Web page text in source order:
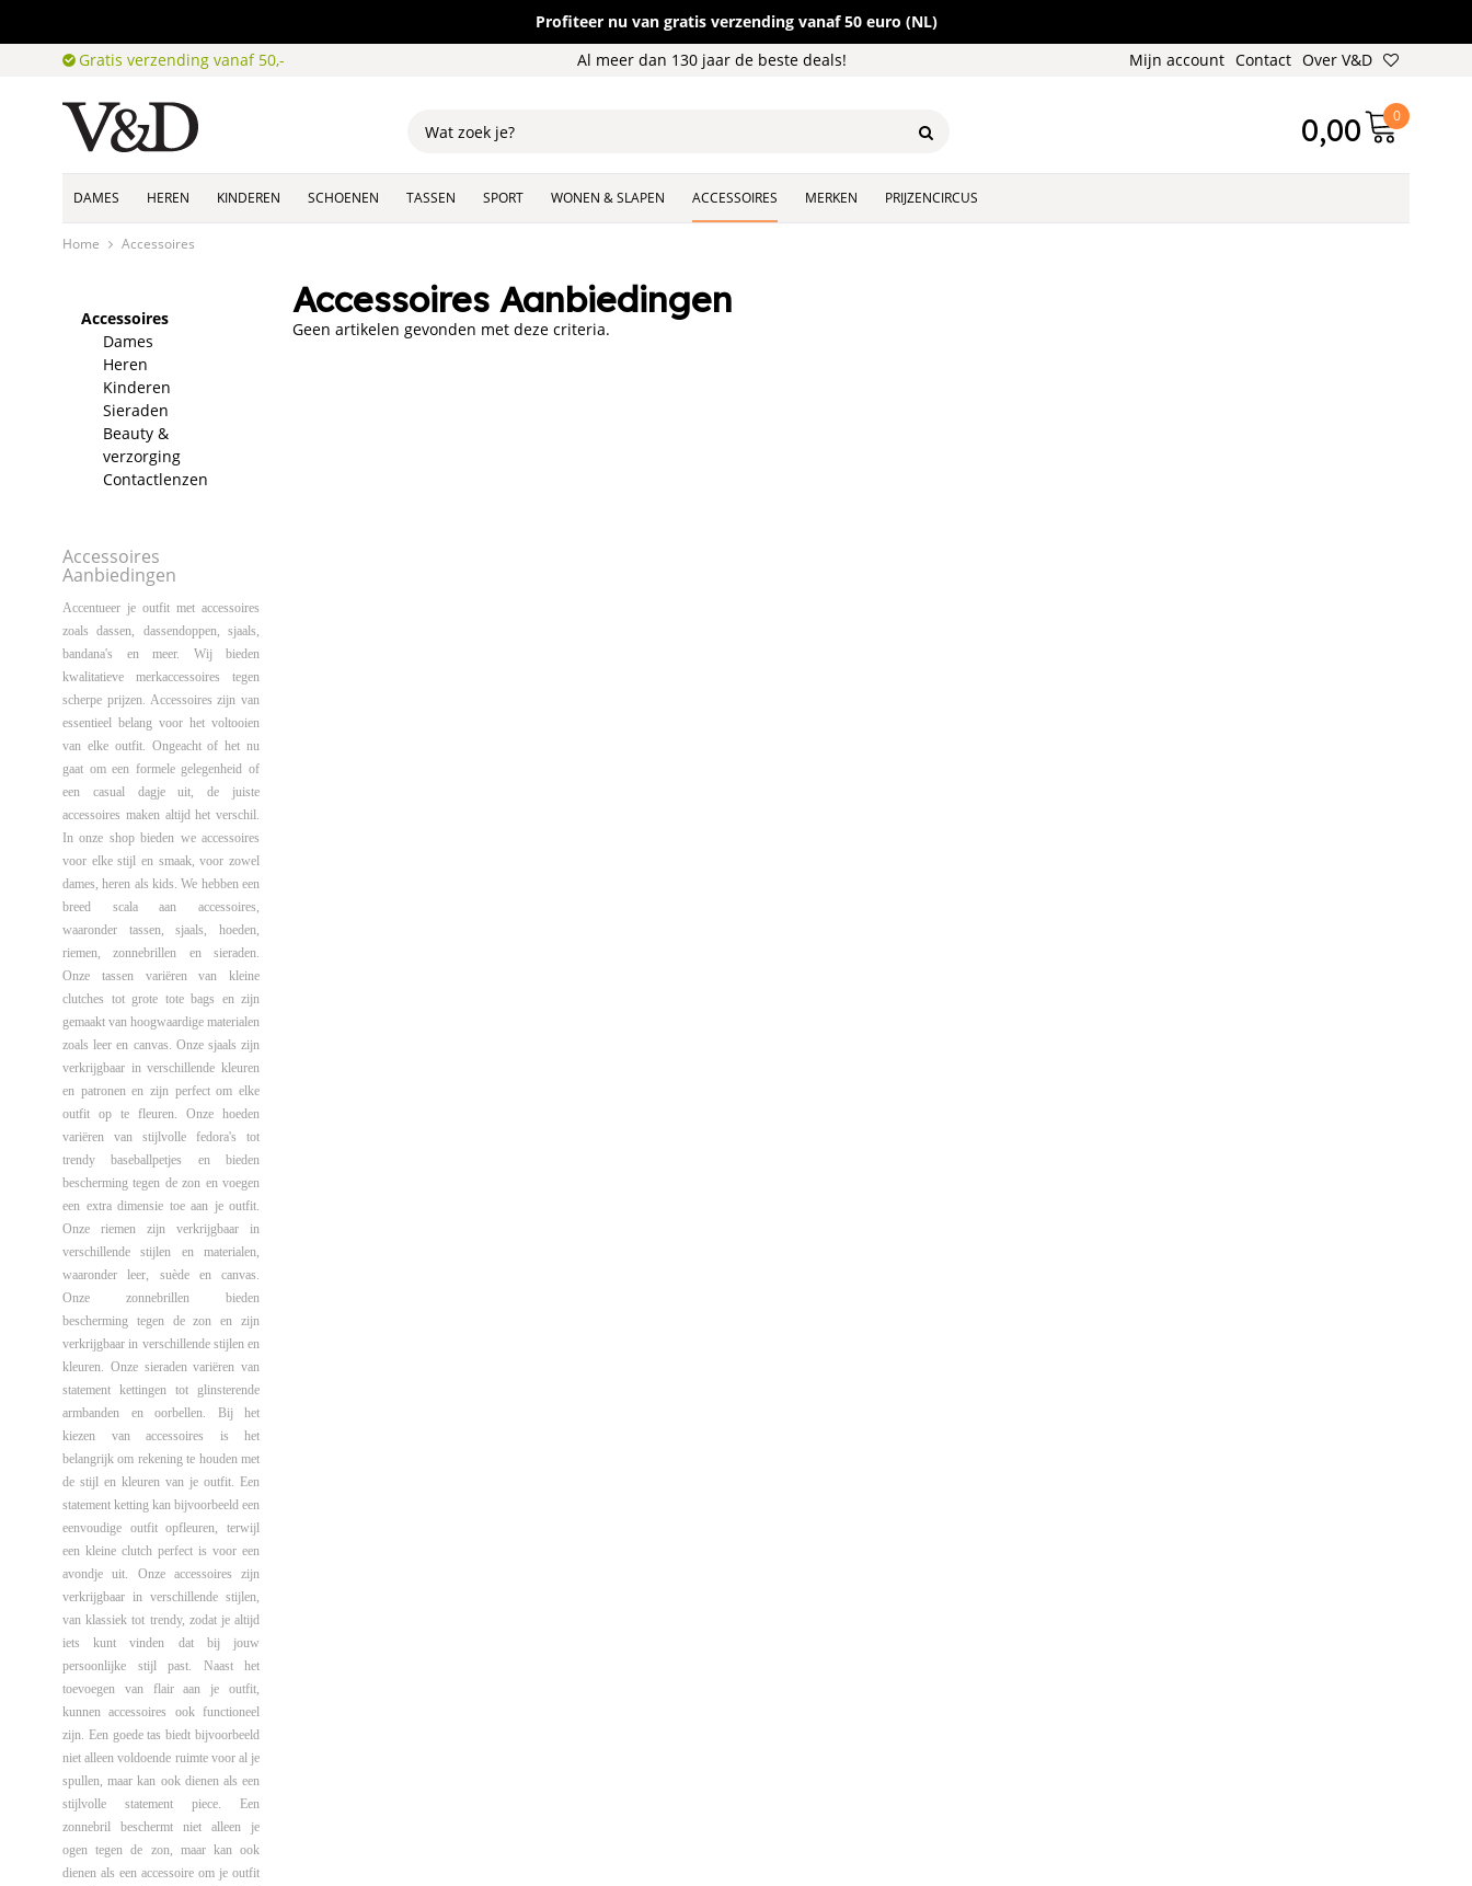
Profiteer nu van gratis verzending vanaf 50 euro (NL)
Gratis verzending vanaf 50,-
Mijn account Contact Over V&D
Al meer dan 130 jaar de beste deals!
0
0,00
DAMES HEREN KINDEREN SCHOENEN TASSEN SPORT WONEN & SLAPEN ACCESSOIRES MERKEN PRIJZENCIRCUS
Home Accessoires
Accessoires
Dames
Heren
Kinderen
Sieraden
Beauty &
verzorging
Contactlenzen
Accessoires
Aanbiedingen
Accentueer je outfit met accessoires
zoals dassen, dassendoppen, sjaals,
bandana's en meer. Wij bieden
kwalitatieve merkaccessoires tegen
scherpe prijzen. Accessoires zijn van
essentieel belang voor het voltooien
van elke outfit. Ongeacht of het nu
gaat om een ​​formele gelegenheid of
een casual dagje uit, de juiste
accessoires maken altijd het verschil.
In onze shop bieden we accessoires
voor elke stijl en smaak, voor zowel
dames, heren als kids. We hebben een
breed scala aan accessoires,
waaronder tassen, sjaals, hoeden,
riemen, zonnebrillen en sieraden.
Onze tassen variëren van kleine
clutches tot grote tote bags en zijn
gemaakt van hoogwaardige materialen
zoals leer en canvas. Onze sjaals zijn
verkrijgbaar in verschillende kleuren
en patronen en zijn perfect om elke
outfit op te fleuren. Onze hoeden
variëren van stijlvolle fedora's tot
trendy baseballpetjes en bieden
bescherming tegen de zon en voegen
een extra dimensie toe aan je outfit.
Onze riemen zijn verkrijgbaar in
verschillende stijlen en materialen,
waaronder leer, suède en canvas.
Onze zonnebrillen bieden
bescherming tegen de zon en zijn
verkrijgbaar in verschillende stijlen en
kleuren. Onze sieraden variëren van
statement kettingen tot glinsterende
armbanden en oorbellen. Bij het
kiezen van accessoires is het
belangrijk om rekening te houden met
de stijl en kleuren van je outfit. Een
statement ketting kan bijvoorbeeld een
eenvoudige outfit opfleuren, terwijl
een kleine clutch perfect is voor een
avondje uit. Onze accessoires zijn
verkrijgbaar in verschillende stijlen,
van klassiek tot trendy, zodat je altijd
iets kunt vinden dat bij jouw
persoonlijke stijl past. Naast het
toevoegen van flair aan je outfit,
kunnen accessoires ook functioneel
zijn. Een goede tas biedt bijvoorbeeld
niet alleen voldoende ruimte voor al je
spullen, maar kan ook dienen als een
stijlvolle statement piece. Een
zonnebril beschermt niet alleen je
ogen tegen de zon, maar kan ook
dienen als een accessoire om je outfit
Accessoires Aanbiedingen
Geen artikelen gevonden met deze criteria.